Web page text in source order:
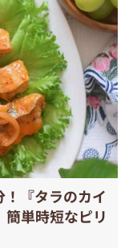
！『タラのカイ
単時短なピリ